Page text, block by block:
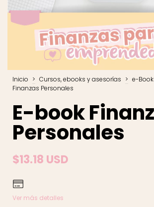
Inicio > Cursos, ebooks y asesorías > e-
Finanzas Personales
E-book
Personales
$13.18 USD
Ver más detalles